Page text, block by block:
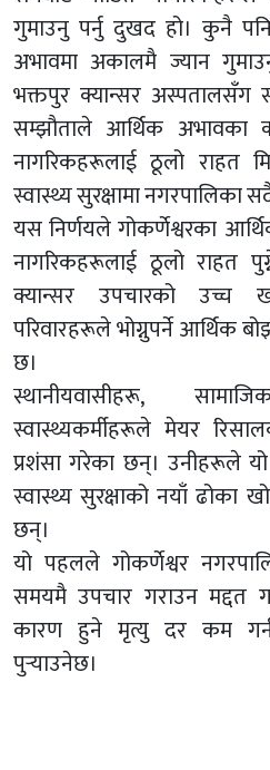
गुमाउनु पर्नु दुखद हो। कुनै
अभावमा अकालमै ज्यान
भक्तपुर क्यान्सर अस्पतालसँग
सम्झौताले आर्थिक अभावका
नागरिकहरूलाई ठूलो राहत
स्वास्थ्य सुरक्षामा नगरपालिका
यस निर्णयले गोकर्णेश्वरका
नागरिकहरूलाई ठूलो राहत
क्यान्सर उपचारको उच्च
परिवारहरूले भोग्नुपर्ने आर्थिक
छ।
स्थानीयवासीहरू,
स्वास्थ्यकर्मीहरूले मेयर
प्रशंसा गरेका छन्। उनीहरूले यो
स्वास्थ्य सुरक्षाको नयाँ ढोका
छन्।
यो पहलले गोकर्णेश्वर
समयमै उपचार गराउन मद्दत
कारण हुने मृत्यु दर कम
पुर्‍याउनेछ।